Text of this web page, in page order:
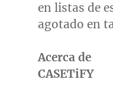
en listas de
agotado en
Acerca de
CASETiFY